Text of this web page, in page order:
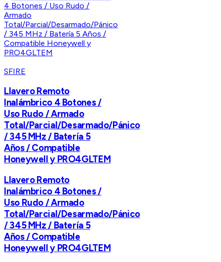
SFIRE
Llavero Remoto
Inalámbrico 4 Botones /
Uso Rudo / Armado
Total/Parcial/Desarmado/Pánico
/ 345 MHz / Batería 5
Años / Compatible
Honeywell y PRO4GLTEM
Llavero Remoto
Inalámbrico 4 Botones /
Uso Rudo / Armado
Total/Parcial/Desarmado/Pánico
/ 345 MHz / Batería 5
Años / Compatible
Honeywell y PRO4GLTEM